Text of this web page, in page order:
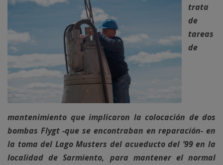
trata
de
tareas
de
mantenimiento que implicaron la colocación de dos
bombas Flygt -que se encontraban en reparación- en
la toma del Lago Musters del acueducto del ’99 en la
localidad de Sarmiento, para mantener el normal